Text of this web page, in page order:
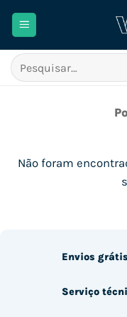
Pesquisar
por:
Não foram
Envios
Serviço